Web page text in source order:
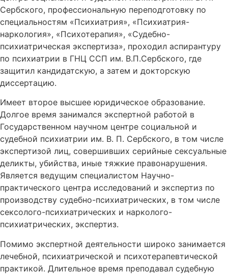
Сербского, профессиональную переподготовку по
специальностям «Психиатрия», «Психиатрия-
наркология», «Психотерапия», «Судебно-
психиатрическая экспертиза», проходил аспирантуру
по психиатрии в ГНЦ ССП им. В.П.Сербского, где
защитил кандидатскую, а затем и докторскую
диссертацию.
Имеет второе высшее юридическое образование.
Долгое время занимался экспертной работой в
Государственном научном центре социальной и
судебной психиатрии им. В. П. Сербского, в том числе
экспертизой лиц, совершивших серийные сексуальные
деликты, убийства, иные тяжкие правонарушения.
Является ведущим специалистом Научно-
практического центра исследований и экспертиз по
производству судебно-психиатрических, в том числе
сексолого-психиатрических и нарколого-
психиатрических, экспертиз.
Помимо экспертной деятельности широко занимается
лечебной, психиатрической и психотерапевтической
практикой. Длительное время преподавал судебную